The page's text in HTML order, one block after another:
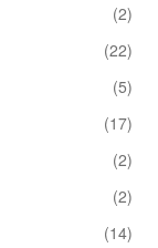
(2)
(22)
(5)
(17)
(2)
(2)
(14)